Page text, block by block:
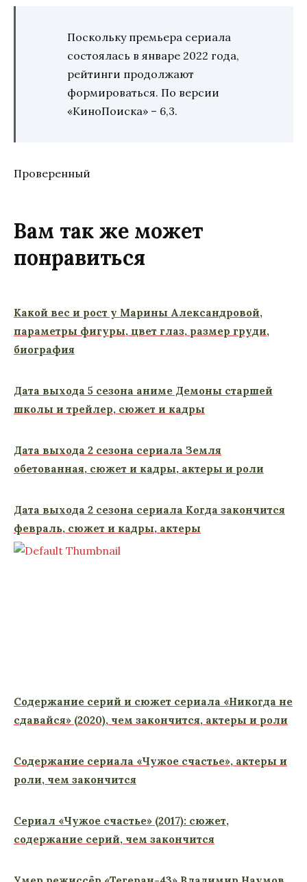
Поскольку премьера сериала
состоялась в январе 2022 года,
рейтинги продолжают
формироваться. По версии
«КиноПоиска» – 6,3.
Проверенный
Вам так же может
понравиться
Какой вес и рост у Марины Александровой,
параметры фигуры, цвет глаз, размер груди,
биография
Дата выхода 5 сезона аниме Демоны старшей
школы и трейлер, сюжет и кадры
Дата выхода 2 сезона сериала Земля
обетованная, сюжет и кадры, актеры и роли
Дата выхода 2 сезона сериала Когда закончится
февраль, сюжет и кадры, актеры
Содержание серий и сюжет сериала «Никогда не
сдавайся» (2020), чем закончится, актеры и роли
Содержание сериала «Чужое счастье», актеры и
роли, чем закончится
Сериал «Чужое счастье» (2017): сюжет,
содержание серий, чем закончится